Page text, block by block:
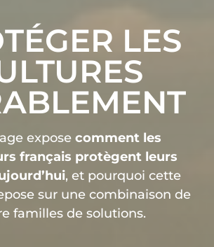
LES
expose comment les
français protègent leurs
, et pourquoi cette
sur une combinaison de
familles de solutions.